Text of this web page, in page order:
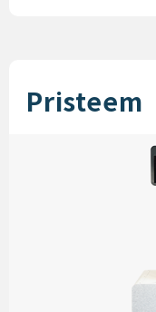
Pristeem